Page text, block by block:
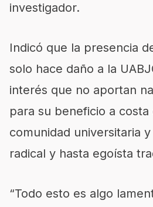
investigador.
Indicó que la presencia
solo hace daño a la
interés que no aportan
para su beneficio a
comunidad universitaria
radical y hasta egoísta
“Todo esto es algo